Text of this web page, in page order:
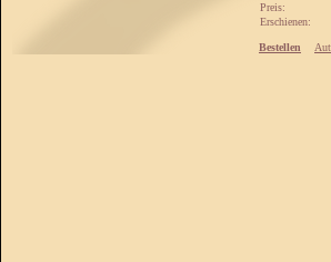
Preis:
Erschienen:
Bestellen